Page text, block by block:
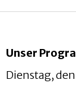
Unser
Dienstag,